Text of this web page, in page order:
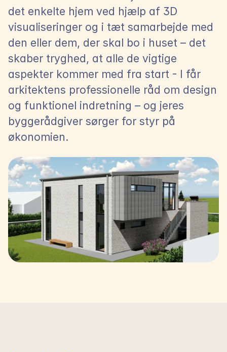
det enkelte hjem ved hjælp af 3D
visualiseringer og i tæt samarbejde med
den eller dem, der skal bo i huset – det
skaber tryghed, at alle de vigtige
aspekter kommer med fra start - I får
arkitektens professionelle råd om design
og funktionel indretning – og jeres
byggerådgiver sørger for styr på
økonomien.